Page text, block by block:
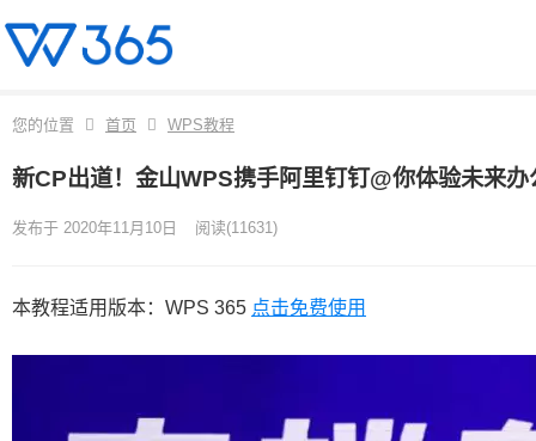
您的位置 首页 WPS教程
新CP出道！金山WPS携手阿里钉钉@你体验未来办
发布于 2020年11月10日 阅读(11631)
本教程适用版本：WPS 365 点击免费使用